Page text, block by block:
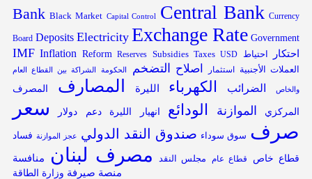
Bank Black Market Capital Control Central Bank Currency
Board Deposits Electricity Exchange Rate Government
IMF Inflation Reform Reserves Subsidies Taxes USD احتكار
احتياط
العملات الأجنبية
استثمار اصلاح التضخم الحكومة الشراكة بين القطاع العام
والخاص الضرائب الكهرباء الليرة المصارف المصرف
المركزي الموازنة الودائع انهيار الليرة دعم دولار
سعر
صرف سوق سوداء صندوق النقد الدولي عجز الموازنة فساد
قطاع خاص قطاع عام مجلس النقد مصرف لبنان
منافسة
منصة صيرفة وزارة الطاقة